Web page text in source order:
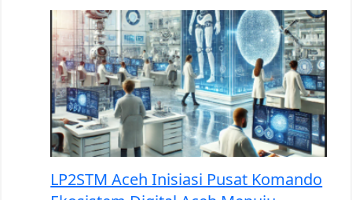
LP2STM Aceh Inisiasi Pusat Komando